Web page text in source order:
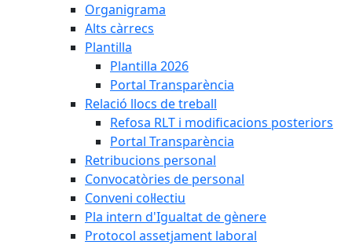
Organigrama
Alts càrrecs
Plantilla
Plantilla 2026
Portal Transparència
Relació llocs de treball
Refosa RLT i modificacions posteriors
Portal Transparència
Retribucions personal
Convocatòries de personal
Conveni col·lectiu
Pla intern d'Igualtat de gènere
Protocol assetjament laboral